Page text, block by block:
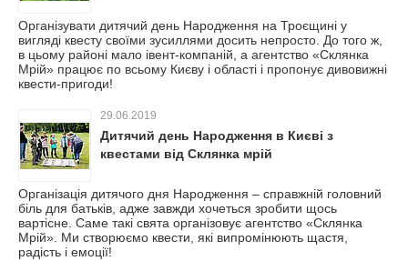
Організувати дитячий день Народження на Троєщині у
вигляді квесту своїми зусиллями досить непросто. До того ж,
в цьому районі мало івент-компаній, а агентство «Склянка
Мрій» працює по всьому Києву і області і пропонує дивовижні
квести-пригоди!
29.06.2019
Дитячий день Народження в Києві з
квестами від Склянка мрій
Організація дитячого дня Народження – справжній головний
біль для батьків, адже завжди хочеться зробити щось
вартісне. Саме такі свята організовує агентство «Склянка
Мрій». Ми створюємо квести, які випромінюють щастя,
радість і емоції!